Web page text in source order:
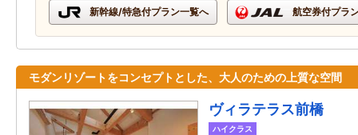
新幹線/特急付プラン一覧へ 航空券付プラ
モダンリゾートをコンセプトとした、大人のための上質な空間
ヴィラテラス前橋
ハイクラス